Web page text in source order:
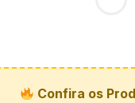
Confira os